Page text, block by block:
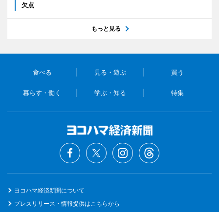
欠点
もっと見る
食べる 見る・遊ぶ 買う
暮らす・働く 学ぶ・知る 特集
ヨコハマ経済新聞について
プレスリリース・情報提供はこちらから